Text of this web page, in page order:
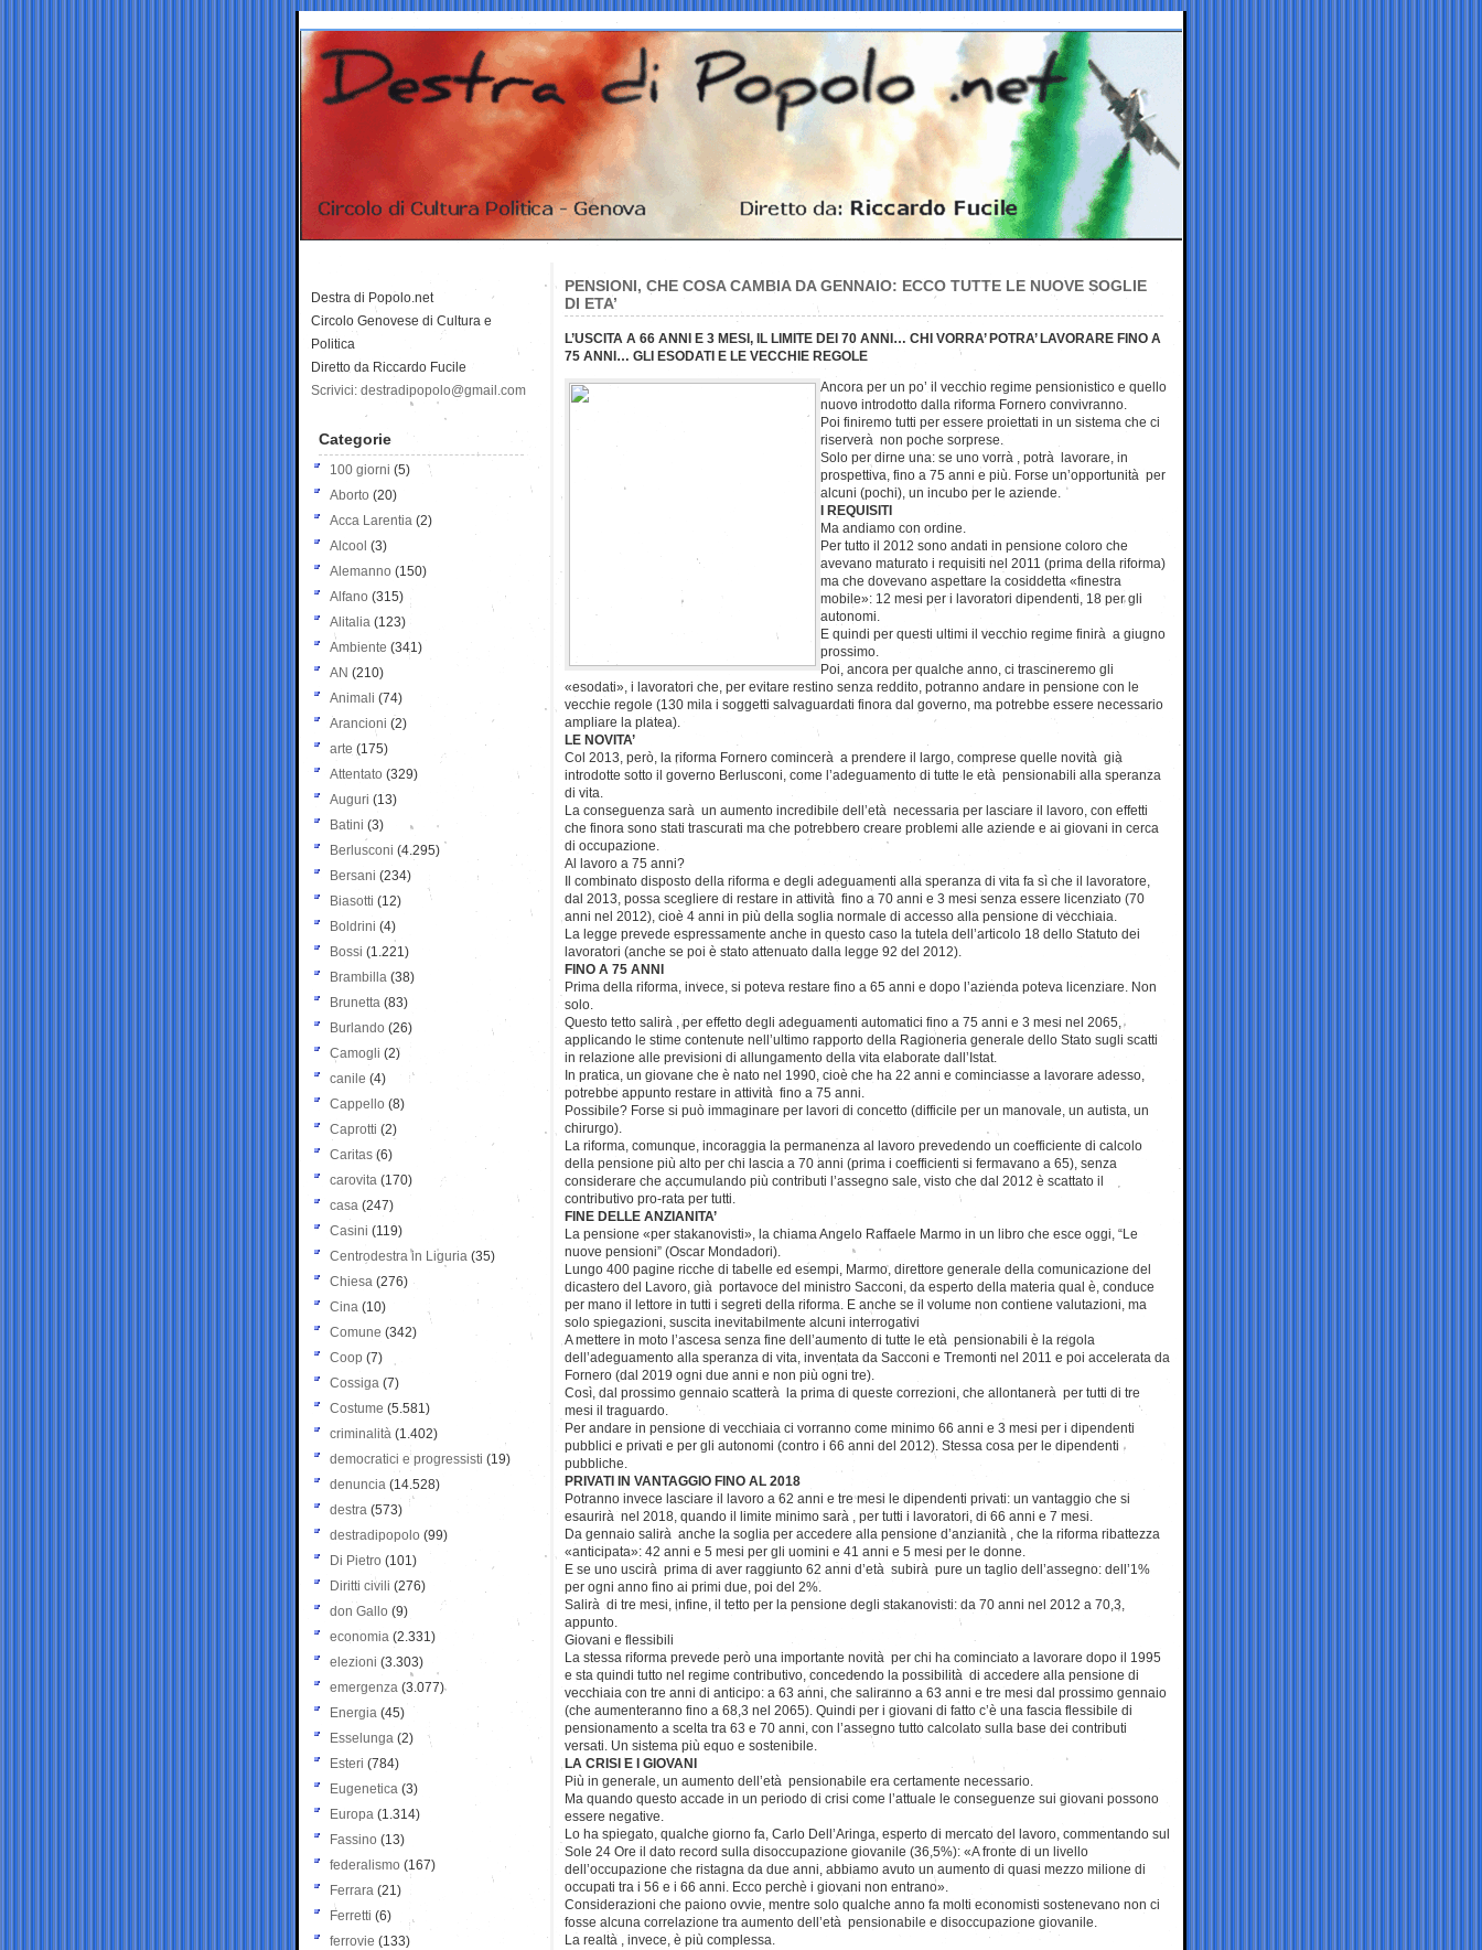
PENSIONI, CHE COSA CAMBIA DA GENNAIO: ECCO TUTTE LE NUOVE SOGLIE
DI ETA’
L’USCITA A 66 ANNI E 3 MESI, IL LIMITE DEI 70 ANNI… CHI VORRA’ POTRA’ LAVORARE FINO A
75 ANNI… GLI ESODATI E LE VECCHIE REGOLE
Ancora per un po’ il vecchio regime pensionistico e quello
nuovo introdotto dalla riforma Fornero convivranno.
Poi finiremo tutti per essere proiettati in un sistema che ci
riserverà non poche sorprese.
Solo per dirne una: se uno vorrà , potrà lavorare, in
prospettiva, fino a 75 anni e più. Forse un’opportunità per
alcuni (pochi), un incubo per le aziende.
I REQUISITI
Ma andiamo con ordine.
Per tutto il 2012 sono andati in pensione coloro che
avevano maturato i requisiti nel 2011 (prima della riforma)
ma che dovevano aspettare la cosiddetta «finestra
mobile»: 12 mesi per i lavoratori dipendenti, 18 per gli
autonomi.
E quindi per questi ultimi il vecchio regime finirà a giugno
prossimo.
Poi, ancora per qualche anno, ci trascineremo gli
«esodati», i lavoratori che, per evitare restino senza reddito, potranno andare in pensione con le
vecchie regole (130 mila i soggetti salvaguardati finora dal governo, ma potrebbe essere necessario
ampliare la platea).
LE NOVITA’
Col 2013, però, la riforma Fornero comincerà a prendere il largo, comprese quelle novità già
introdotte sotto il governo Berlusconi, come l’adeguamento di tutte le età pensionabili alla speranza
di vita.
La conseguenza sarà un aumento incredibile dell’età necessaria per lasciare il lavoro, con effetti
che finora sono stati trascurati ma che potrebbero creare problemi alle aziende e ai giovani in cerca
di occupazione.
Al lavoro a 75 anni?
Il combinato disposto della riforma e degli adeguamenti alla speranza di vita fa sì che il lavoratore,
dal 2013, possa scegliere di restare in attività fino a 70 anni e 3 mesi senza essere licenziato (70
anni nel 2012), cioè 4 anni in più della soglia normale di accesso alla pensione di vecchiaia.
La legge prevede espressamente anche in questo caso la tutela dell’articolo 18 dello Statuto dei
lavoratori (anche se poi è stato attenuato dalla legge 92 del 2012).
FINO A 75 ANNI
Prima della riforma, invece, si poteva restare fino a 65 anni e dopo l’azienda poteva licenziare. Non
solo.
Questo tetto salirà , per effetto degli adeguamenti automatici fino a 75 anni e 3 mesi nel 2065,
applicando le stime contenute nell’ultimo rapporto della Ragioneria generale dello Stato sugli scatti
in relazione alle previsioni di allungamento della vita elaborate dall’Istat.
In pratica, un giovane che è nato nel 1990, cioè che ha 22 anni e cominciasse a lavorare adesso,
potrebbe appunto restare in attività fino a 75 anni.
Possibile? Forse si può immaginare per lavori di concetto (difficile per un manovale, un autista, un
chirurgo).
La riforma, comunque, incoraggia la permanenza al lavoro prevedendo un coefficiente di calcolo
della pensione più alto per chi lascia a 70 anni (prima i coefficienti si fermavano a 65), senza
considerare che accumulando più contributi l’assegno sale, visto che dal 2012 è scattato il
contributivo pro-rata per tutti.
FINE DELLE ANZIANITA’
La pensione «per stakanovisti», la chiama Angelo Raffaele Marmo in un libro che esce oggi, “Le
nuove pensioni” (Oscar Mondadori).
Lungo 400 pagine ricche di tabelle ed esempi, Marmo, direttore generale della comunicazione del
dicastero del Lavoro, già portavoce del ministro Sacconi, da esperto della materia qual è, conduce
per mano il lettore in tutti i segreti della riforma. E anche se il volume non contiene valutazioni, ma
solo spiegazioni, suscita inevitabilmente alcuni interrogativi
A mettere in moto l’ascesa senza fine dell’aumento di tutte le età pensionabili è la regola
dell’adeguamento alla speranza di vita, inventata da Sacconi e Tremonti nel 2011 e poi accelerata da
Fornero (dal 2019 ogni due anni e non più ogni tre).
Così, dal prossimo gennaio scatterà la prima di queste correzioni, che allontanerà per tutti di tre
mesi il traguardo.
Per andare in pensione di vecchiaia ci vorranno come minimo 66 anni e 3 mesi per i dipendenti
pubblici e privati e per gli autonomi (contro i 66 anni del 2012). Stessa cosa per le dipendenti
pubbliche.
PRIVATI IN VANTAGGIO FINO AL 2018
Potranno invece lasciare il lavoro a 62 anni e tre mesi le dipendenti privati: un vantaggio che si
esaurirà nel 2018, quando il limite minimo sarà , per tutti i lavoratori, di 66 anni e 7 mesi.
Da gennaio salirà anche la soglia per accedere alla pensione d’anzianità , che la riforma ribattezza
«anticipata»: 42 anni e 5 mesi per gli uomini e 41 anni e 5 mesi per le donne.
E se uno uscirà prima di aver raggiunto 62 anni d’età subirà pure un taglio dell’assegno: dell’1%
per ogni anno fino ai primi due, poi del 2%.
Salirà di tre mesi, infine, il tetto per la pensione degli stakanovisti: da 70 anni nel 2012 a 70,3,
appunto.
Giovani e flessibili
La stessa riforma prevede però una importante novità per chi ha cominciato a lavorare dopo il 1995
e sta quindi tutto nel regime contributivo, concedendo la possibilità di accedere alla pensione di
vecchiaia con tre anni di anticipo: a 63 anni, che saliranno a 63 anni e tre mesi dal prossimo gennaio
(che aumenteranno fino a 68,3 nel 2065). Quindi per i giovani di fatto c’è una fascia flessibile di
pensionamento a scelta tra 63 e 70 anni, con l’assegno tutto calcolato sulla base dei contributi
versati. Un sistema più equo e sostenibile.
LA CRISI E I GIOVANI
Più in generale, un aumento dell’età pensionabile era certamente necessario.
Ma quando questo accade in un periodo di crisi come l’attuale le conseguenze sui giovani possono
essere negative.
Lo ha spiegato, qualche giorno fa, Carlo Dell’Aringa, esperto di mercato del lavoro, commentando sul
Sole 24 Ore il dato record sulla disoccupazione giovanile (36,5%): «A fronte di un livello
dell’occupazione che ristagna da due anni, abbiamo avuto un aumento di quasi mezzo milione di
occupati tra i 56 e i 66 anni. Ecco perchè i giovani non entrano».
Considerazioni che paiono ovvie, mentre solo qualche anno fa molti economisti sostenevano non ci
fosse alcuna correlazione tra aumento dell’età pensionabile e disoccupazione giovanile.
La realtà , invece, è più complessa.
Destra di Popolo.net
Circolo Genovese di Cultura e
Politica
Diretto da Riccardo Fucile
Scrivici: destradipopolo@gmail.com
Categorie
100 giorni (5)
Aborto (20)
Acca Larentia (2)
Alcool (3)
Alemanno (150)
Alfano (315)
Alitalia (123)
Ambiente (341)
AN (210)
Animali (74)
Arancioni (2)
arte (175)
Attentato (329)
Auguri (13)
Batini (3)
Berlusconi (4.295)
Bersani (234)
Biasotti (12)
Boldrini (4)
Bossi (1.221)
Brambilla (38)
Brunetta (83)
Burlando (26)
Camogli (2)
canile (4)
Cappello (8)
Caprotti (2)
Caritas (6)
carovita (170)
casa (247)
Casini (119)
Centrodestra in Liguria (35)
Chiesa (276)
Cina (10)
Comune (342)
Coop (7)
Cossiga (7)
Costume (5.581)
criminalità (1.402)
democratici e progressisti (19)
denuncia (14.528)
destra (573)
destradipopolo (99)
Di Pietro (101)
Diritti civili (276)
don Gallo (9)
economia (2.331)
elezioni (3.303)
emergenza (3.077)
Energia (45)
Esselunga (2)
Esteri (784)
Eugenetica (3)
Europa (1.314)
Fassino (13)
federalismo (167)
Ferrara (21)
Ferretti (6)
ferrovie (133)